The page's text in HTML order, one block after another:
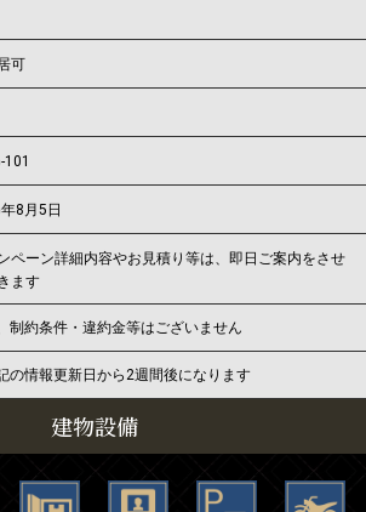
可
101
8月5日
ペーン詳細内容やお見積り等は、即日ご案内をさせ
ます
約条件・違約金等はございません
の情報更新日から2週間後になります
建物設備